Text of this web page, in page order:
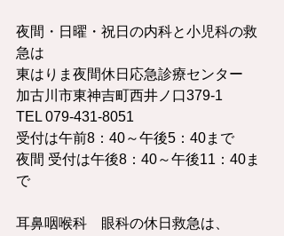
夜間・日曜・祝日の内科と小児科の救
急は
東はりま夜間休日応急診療センター
加古川市東神吉町西井ノ口379-1
TEL 079-431-8051
受付は午前8：40～午後5：40まで
夜間 受付は午後8：40～午後11：40ま
で
耳鼻咽喉科　眼科の休日救急は、